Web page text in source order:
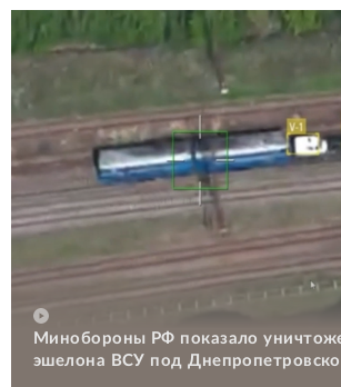
Минобороны РФ показало
эшелона ВСУ под